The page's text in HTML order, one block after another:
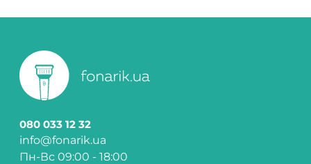
080 033 12 32
info@fonarik.ua
Пн-Вс 09:00 - 18:00